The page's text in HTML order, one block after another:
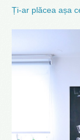
Ți-ar plăcea așa